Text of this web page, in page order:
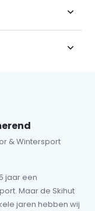
& Wintersport
jaar een
Maar de Skihut
jaren hebben wij